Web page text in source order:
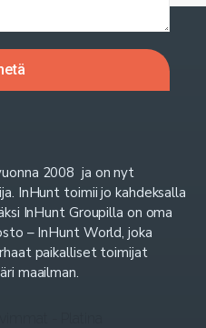
2008 ja on nyt
InHunt toimii jo kahdeksalla
InHunt Groupilla on oma
– InHunt World, joka
paikalliset toimijat
maailman.